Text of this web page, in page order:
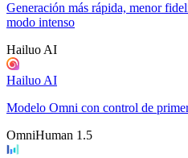
Generación más rápida, menor
modo intenso
Hailuo AI
Hailuo AI
Modelo Omni con control de
OmniHuman 1.5